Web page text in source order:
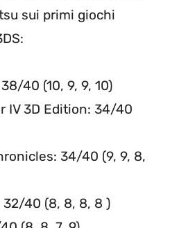
sui primi giochi
40 (10, 9, 9, 10)
IV 3D Edition: 34/40
34/40 (9, 9, 8,
32/40 (8, 8, 8, 8 )